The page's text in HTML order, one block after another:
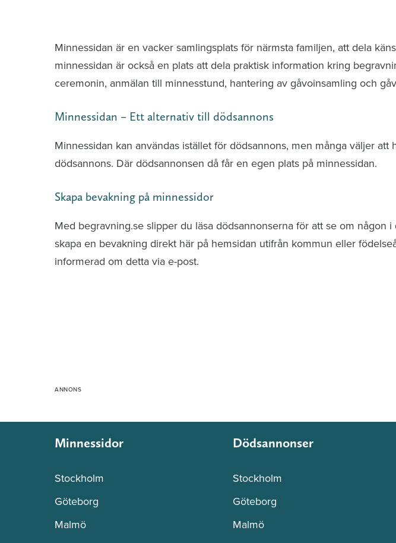
Minnessidan är en vacker samlingsplats för närmsta familjen, att dela
minnessidan är också en plats att dela praktisk information kring
ceremonin, anmälan till minnesstund, hantering av gåvoinsamling och
Minnessidan – Ett alternativ till dödsannons
Minnessidan kan användas istället för dödsannons, men många väljer att
dödsannons. Där dödsannonsen då får en egen plats på minnessidan.
Skapa bevakning på minnessidor
Med begravning.se slipper du läsa dödsannonserna för att se om någon
skapa en bevakning direkt här på hemsidan utifrån kommun eller
informerad om detta via e-post.
Minnessidor
Stockholm
Göteborg
Malmö
Dödsannonser
Stockholm
Göteborg
Malmö